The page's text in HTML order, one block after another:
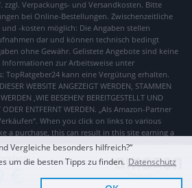
Vergleiche besonders hilfreich?“
um die besten Tipps zu finden. Datenschutz